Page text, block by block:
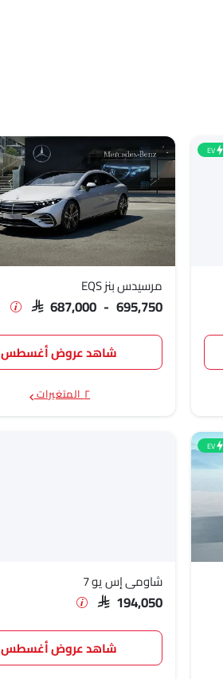
EV
مرسيدس بنز EQS
SAR 687,000 - 695,750
شاهد عروض أغسطس
٢ المتغيرات
EV
شاومي إس يو 7
SAR 194,050
شاهد عروض أغسطس